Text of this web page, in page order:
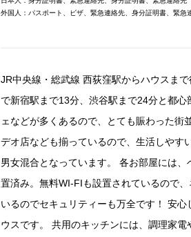
外国人：パスポート、ビザ、緊急連絡先、身分証明書、緊急
JR中央線・総武線 西荻窪駅からハウスま
で新宿駅まで13分、渋谷駅まで24分と都
ェなどが多くあるので、とても賑わった
デオ店なども揃っているので、生活しやす
男女混合となっています。 各お部屋には
置済み。無料WI-FIも設置されているので
いるのでセキュリティーも万全です！ 安
ウスです。 共用のキッチンには、調理家